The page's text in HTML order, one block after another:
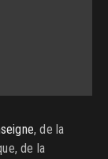
, de la
de la